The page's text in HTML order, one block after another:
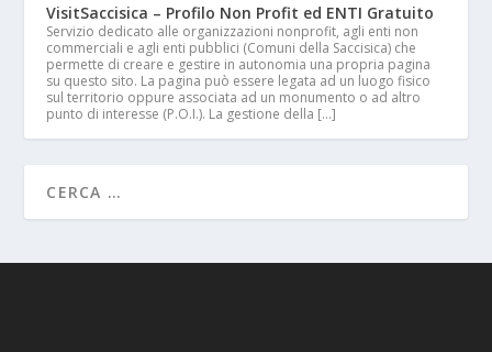
VisitSaccisica – Profilo Non Profit ed ENTI Gratuito
Servizio dedicato alle organizzazioni nonprofit, agli enti non
commerciali e agli enti pubblici (Comuni della Saccisica) che
permette di creare e gestire in autonomia una propria pagina
su questo sito. La pagina può essere legata ad un luogo fisico
sul territorio oppure associata ad un monumento o ad altro
punto di interesse (P.O.I.). La gestione della […]